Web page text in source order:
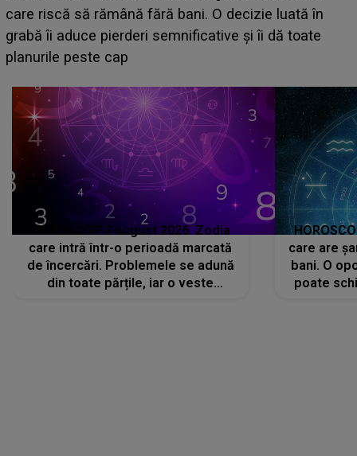
acum! În fața Alexandrei, concurentul din Casa Iubirii
face o MĂRTURISIRE NEAȘTEPTATĂ despre mama
sa: "I-am spus și ei în față, eu nu te iubesc pentru
HOROSCOP 7 august 2026. Zodia
care intră într-o perioadă marcată
de încercări. Problemele se adună
din toate părțile, iar o veste
care are
bani. O
poate